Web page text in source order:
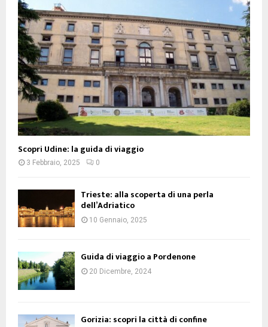
Scopri Udine: la guida di viaggio
3 Febbraio, 2025 0
Trieste: alla scoperta di una perla
dell’Adriatico
10 Gennaio, 2025
Guida di viaggio a Pordenone
20 Dicembre, 2024
Gorizia: scopri la città di confine